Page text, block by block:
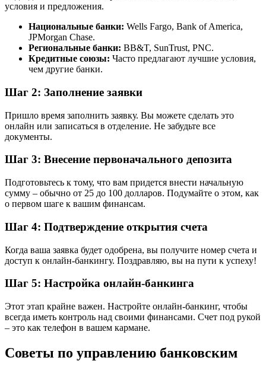
условия и предложения.
Национальные банки: Wells Fargo, Bank of America,
JPMorgan Chase.
Региональные банки: BB&T, SunTrust, PNC.
Кредитные союзы: Часто предлагают лучшие условия,
чем другие банки.
Шаг 2: Заполнение заявки
Пришло время заполнить заявку. Вы можете сделать это
онлайн или записаться в отделение. Не забудьте все
документы.
Шаг 3: Внесение первоначального депозита
Подготовьтесь к тому, что вам придется внести начальную
сумму – обычно от 25 до 100 долларов. Подумайте о этом, как
о первом шаге к вашим финансам.
Шаг 4: Подтверждение открытия счета
Когда ваша заявка будет одобрена, вы получите номер счета и
доступ к онлайн-банкингу. Поздравляю, вы на пути к успеху!
Шаг 5: Настройка онлайн-банкинга
Этот этап крайне важен. Настройте онлайн-банкинг, чтобы
всегда иметь контроль над своими финансами. Счет под рукой
– это как телефон в вашем кармане.
Советы по управлению банковским